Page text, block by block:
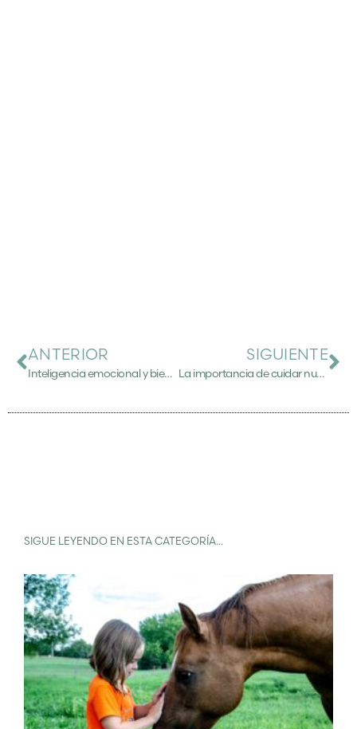
ANTERIOR
Inteligencia emocional y bienestar en adolescentes: una herramienta clave para el desarrollo saludable
SIGUIENTE
La importancia de cuidar nuestra salud emocional a lo largo de la vida
SIGUE LEYENDO EN ESTA CATEGORÍA...